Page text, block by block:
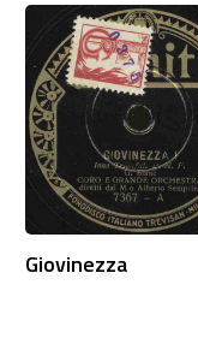
Giovinezza